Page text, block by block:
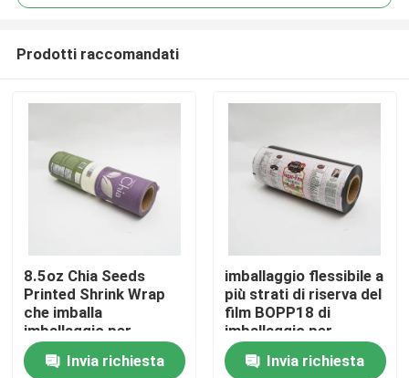
Prodotti
Chi siamo
Prodotti raccomandati
8.5oz Chia Seeds
Printed Shrink Wrap
che imballa
imballaggio per
alimenti dei film
antimicrobici flessibili
Invia richiesta
imballaggio flessibile a
più strati di riserva del
film BOPP18 di
imballaggio per
alimenti del rotolo di
380mmInvia richiesta